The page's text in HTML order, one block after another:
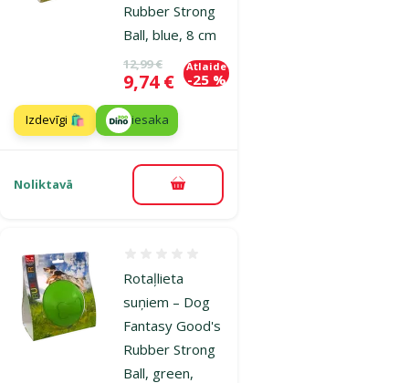
Rubber Strong
Ball, blue, 8 cm
Oriģinālā cena
12,99 €
Cena
9,74 €
Atlaide
-25 %
Izdevīgi 🛍️ iesaka
Noliktavā Pievienot grozam
Rotaļlieta
suņiem – Dog
Fantasy Good's
Rubber Strong
Ball, green,